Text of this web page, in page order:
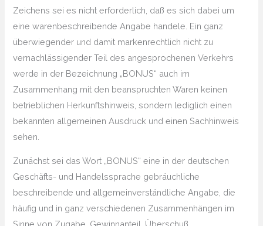
Zeichens sei es nicht erforderlich, daß es sich dabei um
eine warenbeschreibende Angabe handele. Ein ganz
überwiegender und damit markenrechtlich nicht zu
vernachlässigender Teil des angesprochenen Verkehrs
werde in der Bezeichnung „BONUS“ auch im
Zusammenhang mit den beanspruchten Waren keinen
betrieblichen Herkunftshinweis, sondern lediglich einen
bekannten allgemeinen Ausdruck und einen Sachhinweis
sehen.
Zunächst sei das Wort „BONUS“ eine in der deutschen
Geschäfts- und Handelssprache gebräuchliche
beschreibende und allgemeinverständliche Angabe, die
häufig und in ganz verschiedenen Zusammenhängen im